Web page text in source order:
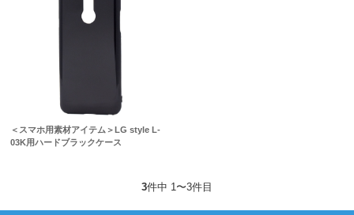
＜スマホ用素材アイテム＞LG style L-
03K用ハードブラックケース
3件中 1〜3件目